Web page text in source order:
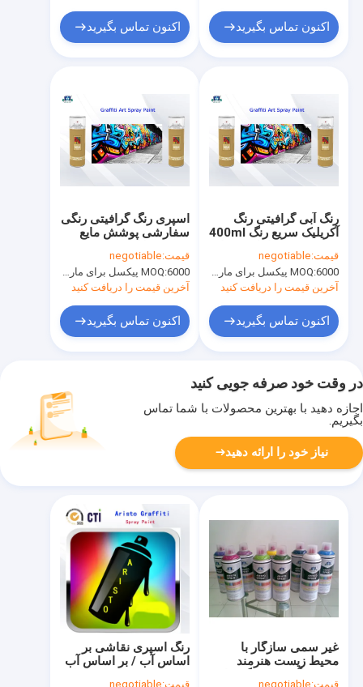
اکنون تماس بگیرید اکنون تماس بگیرید
اسپری رنگ گرافیتی رنگی
سفارشی پوشش مایع
قیمت:negotiable
MOQ:6000 پیکسل برای مارک Aristo، 15000 پیکسل برای نام تجاری مشتری
آخرین قیمت را دریافت کنید
اکنون تماس بگیرید
رنگ آبی گرافیتی رنگ
آکریلیک سریع رنگ 400ml
قیمت:negotiable
MOQ:6000 پیکسل برای مارک Aristo، 15000 پیکسل برای نام تجاری مشتری
آخرین قیمت را دریافت کنید
اکنون تماس بگیرید
در وقت خود صرفه جویی کنید
اجازه دهید با بهترین محصولات با شما تماس
بگیریم.
نیاز خود را ارائه دهید
رنگ اسپری نقاشی بر
اساس آب / بر اساس آب
قیمت:negotiable
غیر سمی سازگار با
محیط زیست هنرمند
قیمت:negotiable